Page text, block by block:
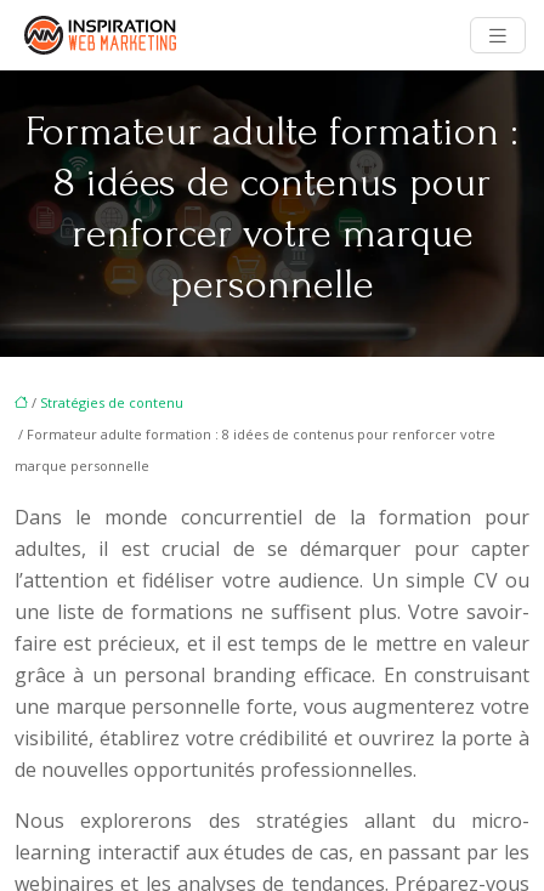
Formateur adulte formation :
8 idées de contenus pour
renforcer votre marque
personnelle
/ Stratégies de contenu
/ Formateur adulte formation : 8 idées de contenus pour renforcer votre
marque personnelle
Dans le monde concurrentiel de la formation pour
adultes, il est crucial de se démarquer pour capter
l’attention et fidéliser votre audience. Un simple CV ou
une liste de formations ne suffisent plus. Votre savoir-
faire est précieux, et il est temps de le mettre en valeur
grâce à un personal branding efficace. En construisant
une marque personnelle forte, vous augmenterez votre
visibilité, établirez votre crédibilité et ouvrirez la porte à
de nouvelles opportunités professionnelles.
Nous explorerons des stratégies allant du micro-
learning interactif aux études de cas, en passant par les
webinaires et les analyses de tendances. Préparez-vous